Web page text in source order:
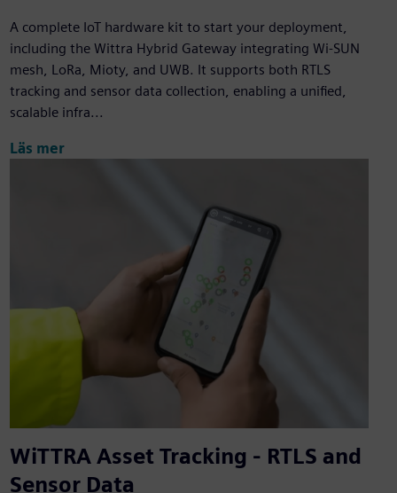
A complete IoT hardware kit to start your deployment,
including the Wittra Hybrid Gateway integrating Wi-SUN
mesh, LoRa, Mioty, and UWB. It supports both RTLS
tracking and sensor data collection, enabling a unified,
scalable infra...
Läs mer
WiTTRA Asset Tracking - RTLS and
Sensor Data